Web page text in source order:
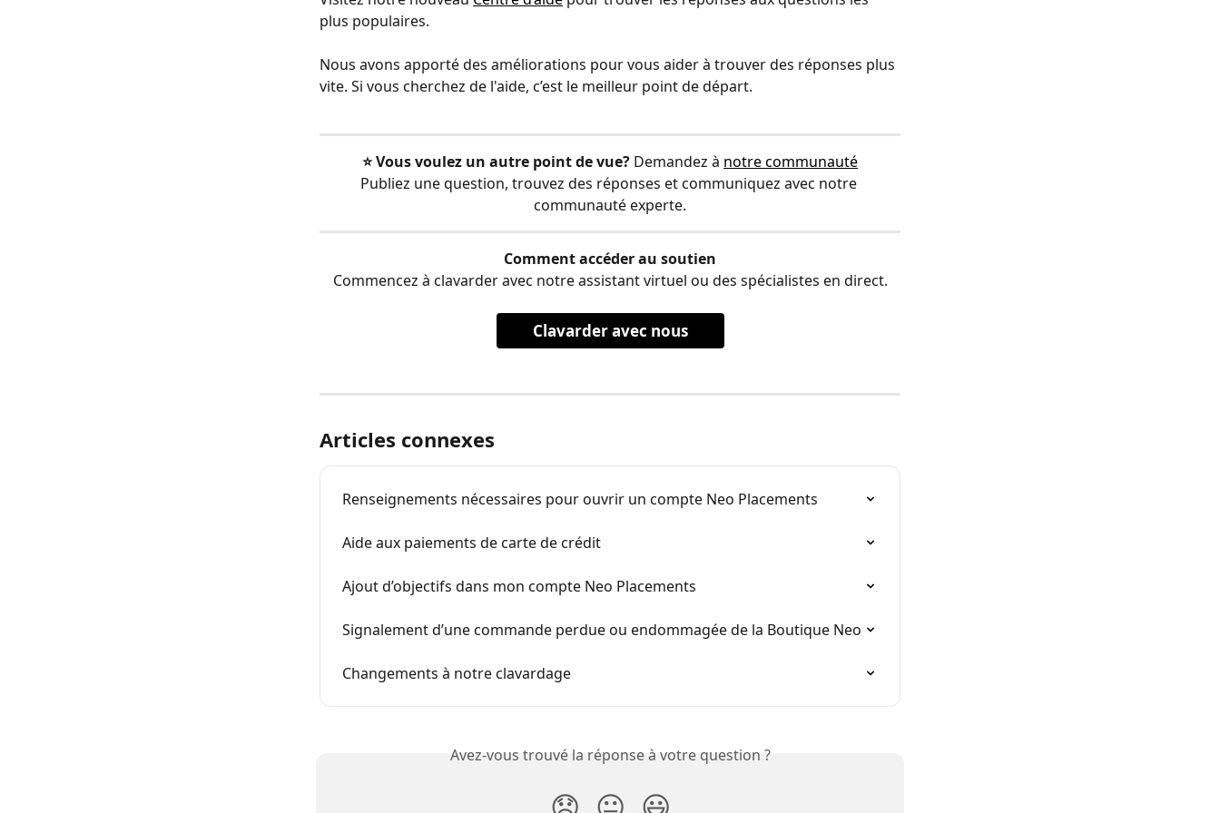
plus populaires.
Nous avons apporté des améliorations pour vous aider à trouver des réponses plus
vite. Si vous cherchez de l'aide, c’est le meilleur point de départ.
⭐️ Vous voulez un autre point de vue? Demandez à notre communauté
Publiez une question, trouvez des réponses et communiquez avec notre
communauté experte.
Comment accéder au soutien
Commencez à clavarder avec notre assistant virtuel ou des spécialistes en direct.
Clavarder avec nous
Articles connexes
Renseignements nécessaires pour ouvrir un compte Neo Placements
Aide aux paiements de carte de crédit
Ajout d’objectifs dans mon compte Neo Placements
Signalement d’une commande perdue ou endommagée de la Boutique Neo
Changements à notre clavardage
Avez-vous trouvé la réponse à votre question ?